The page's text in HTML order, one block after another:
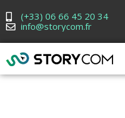
(+33) 06 66 45 20 34
info@storycom.fr